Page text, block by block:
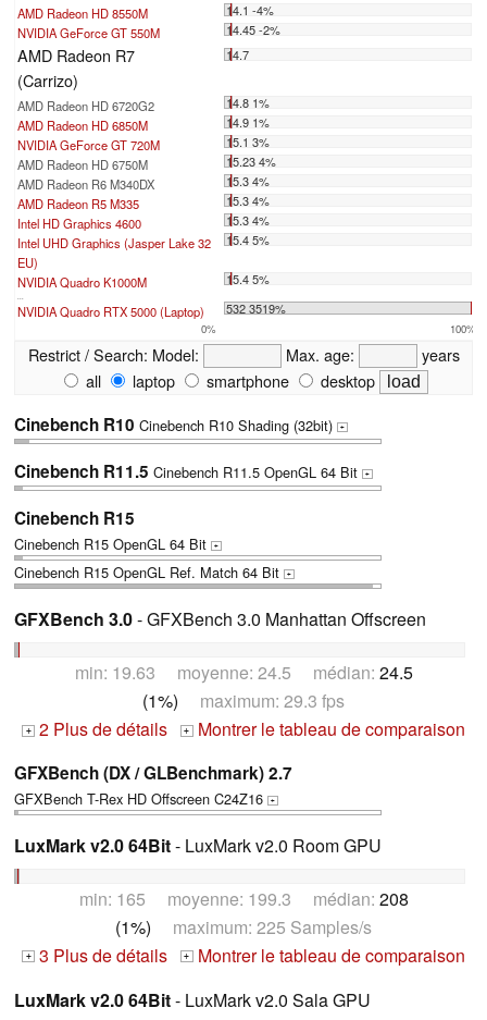
AMD Radeon HD 8550M
14.1 -4%
NVIDIA GeForce GT 550M
14.45 -2%
AMD Radeon R7
(Carrizo)
14.7
AMD Radeon HD 6720G2
14.8 1%
AMD Radeon HD 6850M
14.9 1%
NVIDIA GeForce GT 720M
15.1 3%
AMD Radeon HD 6750M
15.23 4%
AMD Radeon R6 M340DX
15.3 4%
AMD Radeon R5 M335
15.3 4%
Intel HD Graphics 4600
15.3 4%
Intel UHD Graphics (Jasper Lake 32
EU)
15.4 5%
NVIDIA Quadro K1000M 15.4 5%
...
NVIDIA Quadro RTX 5000 (Laptop) 532 3519%
0% 100%
Restrict / Search: Model: Max. age:
years
all
laptop smartphone desktop
Cinebench R10 Cinebench R10 Shading (32bit) +
Cinebench R11.5 Cinebench R11.5 OpenGL 64 Bit +
Cinebench R15
Cinebench R15 OpenGL 64 Bit +
Cinebench R15 OpenGL Ref. Match 64 Bit +
GFXBench 3.0- GFXBench 3.0 Manhattan Offscreen
min: 19.63 moyenne: 24.5 médian: 24.5
(1%) maximum: 29.3 fps
+ 2 Plus de détails + Montrer le tableau de comparaison
GFXBench (DX / GLBenchmark) 2.7
GFXBench T-Rex HD Offscreen C24Z16 +
LuxMark v2.0 64Bit- LuxMark v2.0 Room GPU
min: 165 moyenne: 199.3 médian: 208
(1%) maximum: 225 Samples/s
+ 3 Plus de détails + Montrer le tableau de comparaison
LuxMark v2.0 64Bit- LuxMark v2.0 Sala GPU